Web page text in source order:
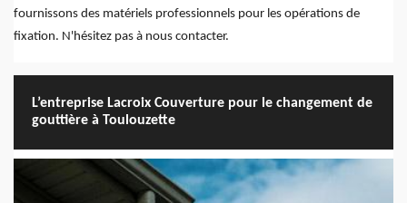
fournissons des matériels professionnels pour les opérations de
fixation. N'hésitez pas à nous contacter.
L’entreprise Lacroix Couverture pour le changement de
gouttière à Toulouzette